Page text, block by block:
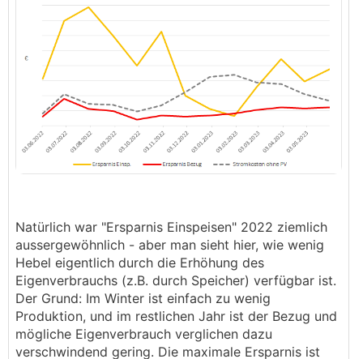
Natürlich war "Ersparnis Einspeisen" 2022 ziemlich
aussergewöhnlich - aber man sieht hier, wie wenig
Hebel eigentlich durch die Erhöhung des
Eigenverbrauchs (z.B. durch Speicher) verfügbar ist.
Der Grund: Im Winter ist einfach zu wenig
Produktion, und im restlichen Jahr ist der Bezug und
mögliche Eigenverbrauch verglichen dazu
verschwindend gering. Die maximale Ersparnis ist